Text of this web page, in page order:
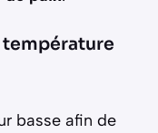
température
basse afin de